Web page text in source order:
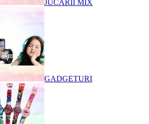
JUCARII MIX
GADGETURI